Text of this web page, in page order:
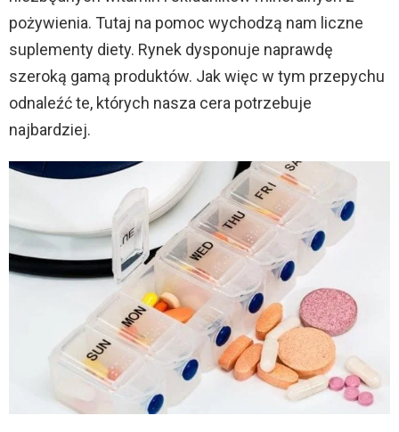
pożywienia. Tutaj na pomoc wychodzą nam liczne
suplementy diety. Rynek dysponuje naprawdę
szeroką gamą produktów. Jak więc w tym przepychu
odnaleźć te, których nasza cera potrzebuje
najbardziej.